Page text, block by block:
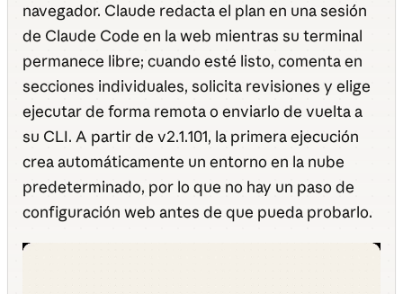
navegador. Claude redacta el plan en una sesión
de Claude Code en la web mientras su terminal
permanece libre; cuando esté listo, comenta en
secciones individuales, solicita revisiones y elige
ejecutar de forma remota o enviarlo de vuelta a
su CLI. A partir de v2.1.101, la primera ejecución
crea automáticamente un entorno en la nube
predeterminado, por lo que no hay un paso de
configuración web antes de que pueda probarlo.